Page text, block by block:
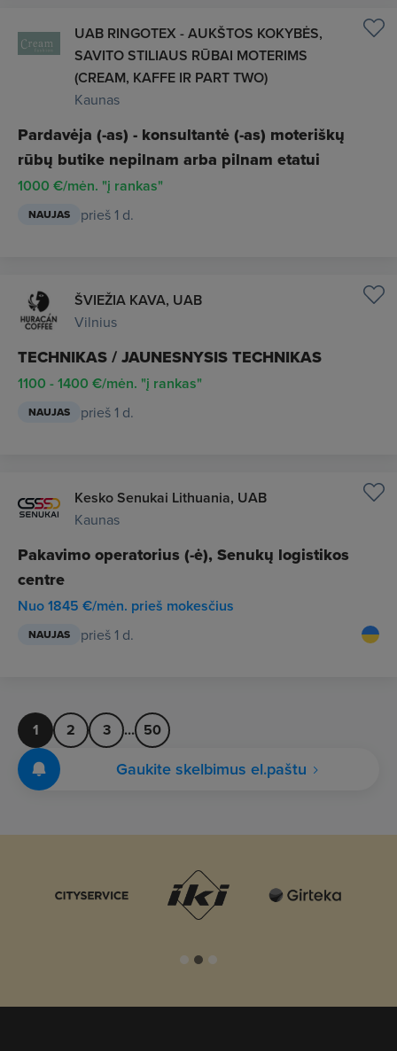
UAB RINGOTEX - AUKŠTOS KOKYBĖS,
SAVITO STILIAUS RŪBAI MOTERIMS
(CREAM, KAFFE IR PART TWO)
Kaunas
Pardavėja (-as) - konsultantė (-as) moteriškų
rūbų butike nepilnam arba pilnam etatui
1000 €/mėn. "į rankas"
NAUJAS prieš 1 d.
ŠVIEŽIA KAVA, UAB
Vilnius
TECHNIKAS / JAUNESNYSIS TECHNIKAS
1100 - 1400 €/mėn. "į rankas"
NAUJAS prieš 1 d.
Kesko Senukai Lithuania, UAB
Kaunas
Pakavimo operatorius (-ė), Senukų logistikos
centre
Nuo 1845 €/mėn. prieš mokesčius
NAUJAS prieš 1 d.
1 2 3 ... 50
Gaukite skelbimus el.paštu